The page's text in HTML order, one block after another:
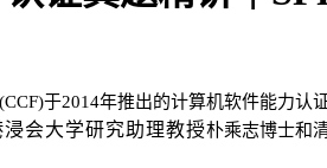
(CCF)于2014年推出的计算机软件能力认
浸会大学研究助理教授朴乘志博士和